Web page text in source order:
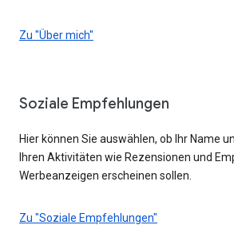
Zu "Über mich"
Soziale Empfehlungen
Hier können Sie auswählen, ob Ihr Name
Ihren Aktivitäten wie Rezensionen und
Werbeanzeigen erscheinen sollen.
Zu "Soziale Empfehlungen"